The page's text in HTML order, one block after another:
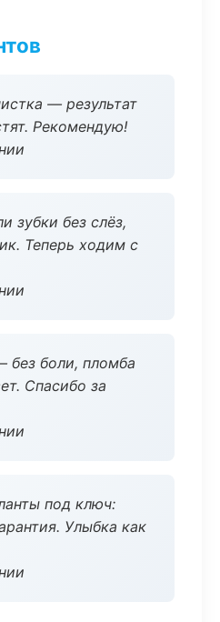
— результат
Рекомендую!
зубки без слёз,
Теперь ходим с
без боли, пломба
Спасибо за
под ключ:
Улыбка как